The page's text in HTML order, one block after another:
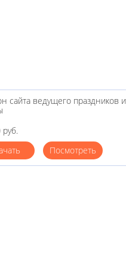
сайта ведущего праздников и
руб.
Посмотреть